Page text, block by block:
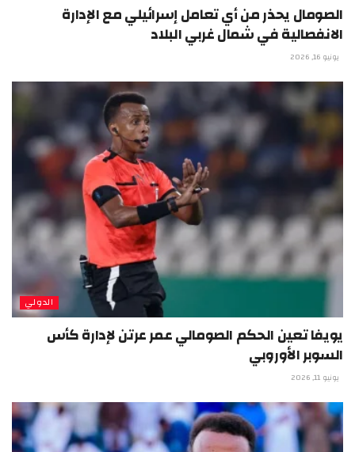
الصومال يحذر من أي تعامل إسرائيلي مع الإدارة
الانفصالية في شمال غربي البلاد
يونيو 16, 2026
الدولي
يويفا تعين الحكم الصومالي عمر عرتن لإدارة كأس
السوبر الأوروبي
يونيو 11, 2026